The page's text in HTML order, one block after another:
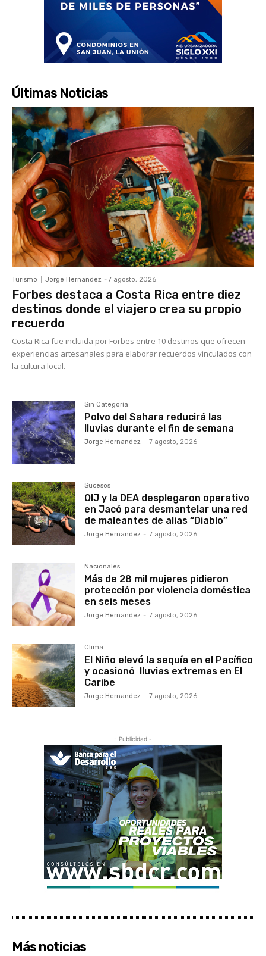
Últimas Noticias
Turismo Jorge Hernandez - 7 agosto, 2026
Forbes destaca a Costa Rica entre diez
destinos donde el viajero crea su propio
recuerdo
Costa Rica fue incluida por Forbes entre 10 destinos que ofrecen
experiencias artesanales para elaborar recuerdos vinculados con
la cultura local.
Sin Categoría
Polvo del Sahara reducirá las
lluvias durante el fin de semana
Jorge Hernandez - 7 agosto, 2026
Sucesos
OIJ y la DEA desplegaron operativo
en Jacó para desmantelar una red
de maleantes de alias “Diablo”
Jorge Hernandez - 7 agosto, 2026
Nacionales
Más de 28 mil mujeres pidieron
protección por violencia doméstica
en seis meses
Jorge Hernandez - 7 agosto, 2026
Clima
El Niño elevó la sequía en el Pacífico
y ocasionó lluvias extremas en El
Caribe
Jorge Hernandez - 7 agosto, 2026
- Publicidad -
Más noticias